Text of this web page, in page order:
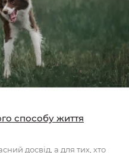
способу життя
досвід, а для тих, хто